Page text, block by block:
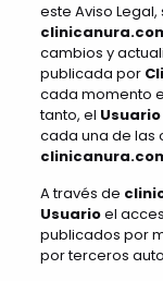
este Aviso
cambios y
publicada por
cada momento
tanto, el Usuario
cada una de las
A través de
Usuarioel
publicados por
por terceros